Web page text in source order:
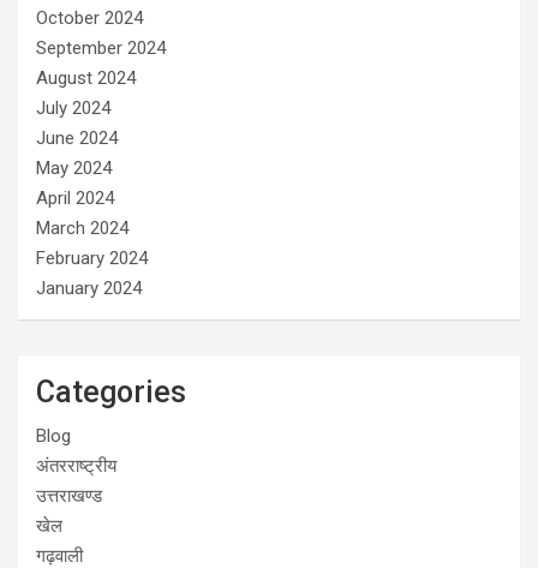
October 2024
September 2024
August 2024
July 2024
June 2024
May 2024
April 2024
March 2024
February 2024
January 2024
Categories
Blog
अंतरराष्ट्रीय
उत्तराखण्ड
खेल
गढ़वाली